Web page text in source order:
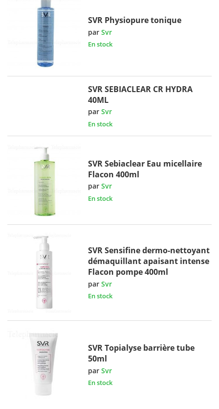
SVR Physiopure tonique
parSvr
En stock
SVR SEBIACLEAR CR HYDRA
40ML
parSvr
En stock
SVR Sebiaclear Eau micellaire
Flacon 400ml
parSvr
En stock
SVR Sensifine dermo-nettoyant
démaquillant apaisant intense
Flacon pompe 400ml
parSvr
En stock
SVR Topialyse barrière tube
50ml
parSvr
En stock